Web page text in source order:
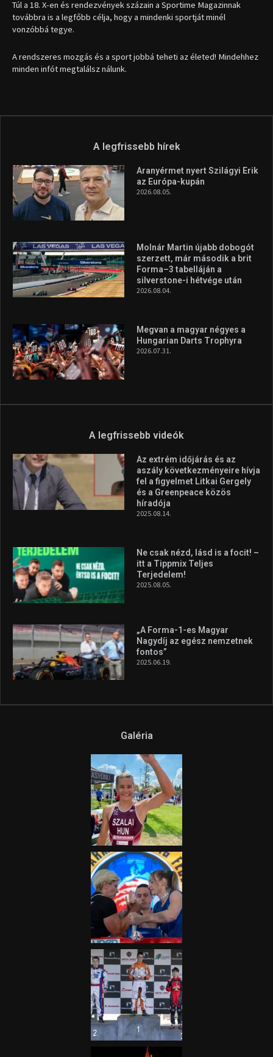
Túl a 18. X-en és rendezvények százain a Sportime Magazinnak
továbbra is a legfőbb célja, hogy a mindenki sportját minél
vonzóbbá tegye.
A rendszeres mozgás és a sport jobbá teheti az életed! Mindehhez
minden infót megtalálsz nálunk.
A legfrissebb hírek
Aranyérmet nyert Szilágyi Erik
az Európa-kupán
2026.08.05.
Molnár Martin újabb dobogót
szerzett, már második a brit
Forma–3 tabelláján a
silverstone-i hétvége után
2026.08.04.
Megvan a magyar négyes a
Hungarian Darts Trophyra
2026.07.31.
A legfrissebb videók
Az extrém időjárás és az
aszály következményeire hívja
fel a figyelmet Litkai Gergely
és a Greenpeace közös
híradója
2025.08.14.
Ne csak nézd, lásd is a focit! –
itt a Tippmix Teljes
Terjedelem!
2025.08.05.
„A Forma-1-es Magyar
Nagydíj az egész nemzetnek
fontos”
2025.06.19.
Galéria